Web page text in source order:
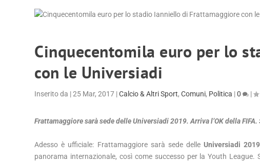
Cinquecentomila euro per lo
con le Universiadi
Inserito da |25 Mar, 2017 |Calcio & Altri Sport,Comuni, Politica |0 |
Frattamaggiore sarà sede delle Universiadi 2019. Arriva l’OK della
Adesso è ufficiale: Frattamaggiore sarà sede delle Universiadi 2019
panorama internazionale, così come successo per la Youth